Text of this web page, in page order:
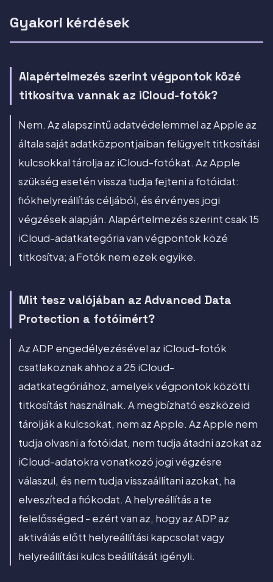
Gyakori kérdések
Alapértelmezés szerint végpontok közé
titkosítva vannak az iCloud-fotók?
Nem. Az alapszintű adatvédelemmel az Apple az
általa saját adatközpontjaiban felügyelt titkosítási
kulcsokkal tárolja az iCloud-fotókat. Az Apple
szükség esetén vissza tudja fejteni a fotóidat:
fiókhelyreállítás céljából, és érvényes jogi
végzések alapján. Alapértelmezés szerint csak 15
iCloud-adatkategória van végpontok közé
titkosítva; a Fotók nem ezek egyike.
Mit tesz valójában az Advanced Data
Protection a fotóimért?
Az ADP engedélyezésével az iCloud-fotók
csatlakoznak ahhoz a 25 iCloud-
adatkategóriához, amelyek végpontok közötti
titkosítást használnak. A megbízható eszközeid
tárolják a kulcsokat, nem az Apple. Az Apple nem
tudja olvasni a fotóidat, nem tudja átadni azokat az
iCloud-adatokra vonatkozó jogi végzésre
válaszul, és nem tudja visszaállítani azokat, ha
elveszíted a fiókodat. A helyreállítás a te
felelősséged - ezért van az, hogy az ADP az
aktiválás előtt helyreállítási kapcsolat vagy
helyreállítási kulcs beállítását igényli.